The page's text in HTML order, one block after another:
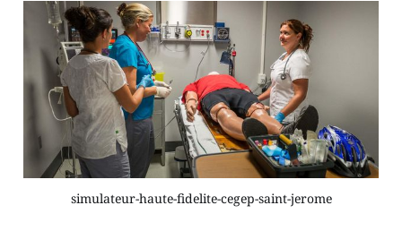
simulateur-haute-fidelite-cegep-saint-jerome